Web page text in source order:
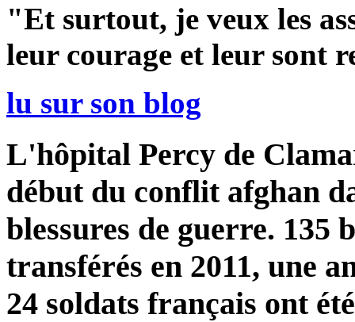
"Et surtout, je veux les
leur courage et leur sont
lu sur son blog
L'hôpital Percy de
début du conflit afghan
blessures de guerre. 135
transférés en 2011, une
24 soldats français ont